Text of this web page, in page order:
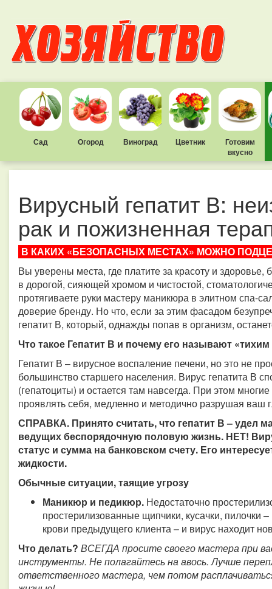
Сад Огород Виноград Цветник
Готовим
вкусно
Вирусный гепатит В:
рак и пожизненная
В КАКИХ «БЕЗОПАСНЫХ МЕСТАХ» МОЖНО
Вы уверены места, где платите за красоту и
в дорогой, сияющей хромом и чистостой,
протягиваете руки мастеру маникюра в элитном спа-
доверие бренду. Но что, если за этим фасадом
гепатит В, который, однажды попав в организм,
Что такое Гепатит В и почему его называют
Гепатит В – вирусное воспаление печени, но это не
большинство старшего населения. Вирус гепатита В
(гепатоциты) и остается там навсегда. При этом
проявлять себя, медленно и методично разрушая ваш
СПРАВКА. Принято считать, что гепатит В – удел
ведущих беспорядочную половую жизнь. НЕТ!
статус и сумма на банковском счету. Его
жидкости.
Обычные ситуации, таящие угрозу
Маникюр и педикюр. Недостаточно
простерилизованные щипчики, кусачки, пилочки
крови предыдущего клиента – и вирус находит
Что делать? ВСЕГДА просите своего мастера при
инструменты. Не полагайтесь на авось. Лучше
ответственного мастера, чем потом